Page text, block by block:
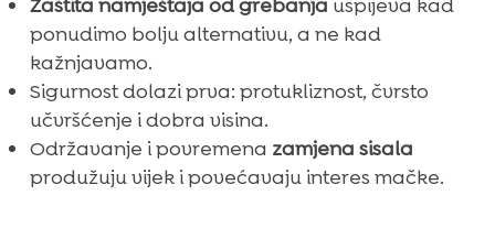
Zaštita namještaja od grebanja uspijeva kad
ponudimo bolju alternativu, a ne kad
kažnjavamo.
Sigurnost dolazi prva: protukliznost, čvrsto
učvršćenje i dobra visina.
Održavanje i povremena zamjena sisala
produžuju vijek i povećavaju interes mačke.